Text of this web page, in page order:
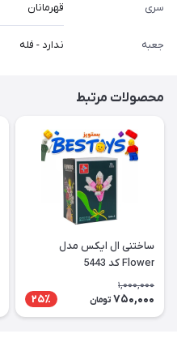
سری قهرمانان
جعبه ندارد - فله
محصولات مرتبط
ساختنی ال ایکس مدل
Flower کد 5443
1,000,000
750,000 تومان 25٪